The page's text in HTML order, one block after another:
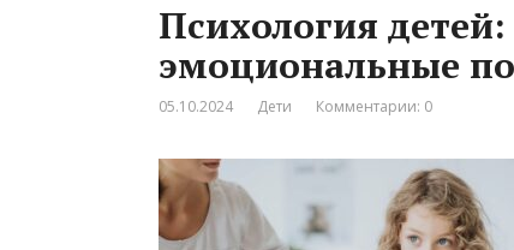
Психология
эмоциональные
05.10.2024 Дети Комментарии: 0